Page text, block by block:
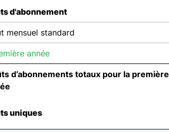
d'abonnement
mensuel standard
année
d’abonnements totaux pour la première
uniques